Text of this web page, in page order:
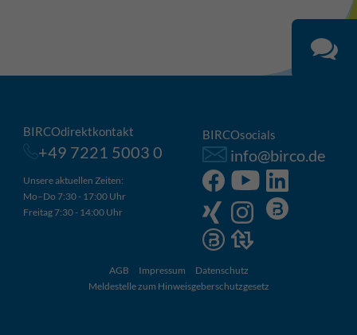
BIRCOdirektkontakt
+49 7221 5003 0
Unsere aktuellen Zeiten:
Mo–Do 7:30 - 17:00 Uhr
Freitag 7:30 - 14:00 Uhr
BIRCOsocials
info@birco.de
AGB Impressum
Datenschutz
Meldestelle zum Hinweisgeberschutzgesetz